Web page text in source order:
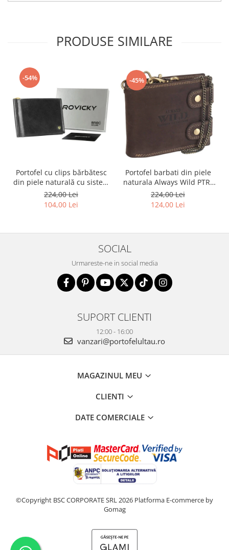
PRODUSE SIMILARE
-54%
Portofel cu clips bărbătesc
din piele naturală cu sistem
RFID - Rovicky PTR-N1908-
RVT-9799 BLACK
224,00 Lei
104,00 Lei
-45%
Portofel barbati din piele
naturala Always Wild PTR-
2900-BIC
224,00 Lei
124,00 Lei
SOCIAL
Urmareste-ne in social media
SUPORT CLIENTI
12:00 - 16:00
vanzari@portofelultau.ro
MAGAZINUL MEU
CLIENTI
DATE COMERCIALE
©Copyright BSC CORPORATE SRL 2026 Platforma E-commerce by
Gomag